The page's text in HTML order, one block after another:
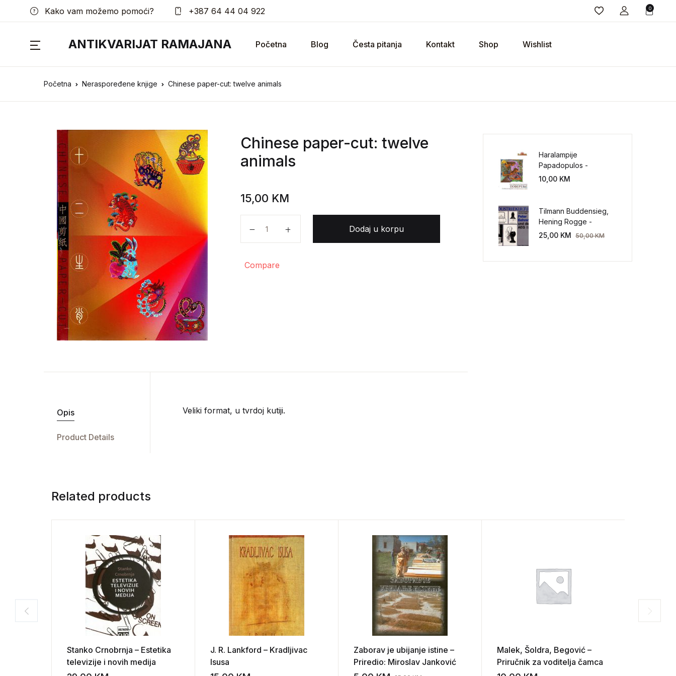
Kako vam možemo pomoći? +387 64 44 04 922 0
ANTIKVARIJAT RAMAJANA Početna Blog Česta pitanja Kontakt Shop Wishlist
Početna Neraspoređene knjige Chinese paper-cut: twelve animals
Chinese paper-cut: twelve
animals
15,00 KM
Dodaj u korpu
Compare
Opis
Product Details
Veliki format, u tvrdoj kutiji.
Haralampije
Papadopulos -
Poverenje: sloboda od
10,00 KM
Tilmann Buddensieg,
Hening Rogge -
Industriekultur: Peter
25,00 KM 50,00KM
Related products
Stanko Crnobrnja – Estetika
televizije i novih medija
J. R. Lankford – Kradljivac
Isusa
Zaborav je ubijanje istine –
Priredio: Miroslav Janković
Malek, Šoldra, Begović –
Priručnik za voditelja čamca